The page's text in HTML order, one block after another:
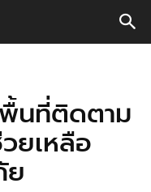
นที่ติดตาม
ยเหลือ
ย